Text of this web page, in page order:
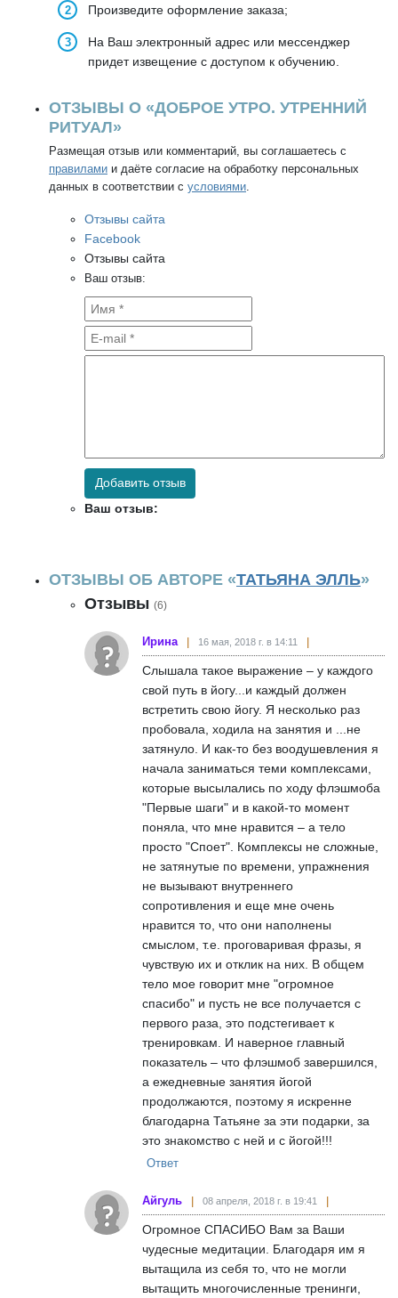
Произведите оформление заказа;
На Ваш электронный адрес или мессенджер
придет извещение с доступом к обучению.
ОТЗЫВЫ О «ДОБРОЕ УТРО. УТРЕННИЙ
РИТУАЛ»
Размещая отзыв или комментарий, вы соглашаетесь с
правилами и даёте согласие на обработку персональных
данных в соответствии с условиями.
Отзывы сайта
Facebook
Отзывы сайта
Ваш отзыв:
Добавить отзыв
Ваш отзыв:
ОТЗЫВЫ ОБ АВТОРЕ «ТАТЬЯНА ЭЛЛЬ»
Отзывы (6)
Ирина 16 мая, 2018 г. в 14:11
Слышала такое выражение – у каждого
свой путь в йогу...и каждый должен
встретить свою йогу. Я несколько раз
пробовала, ходила на занятия и ...не
затянуло. И как-то без воодушевления я
начала заниматься теми комплексами,
которые высылались по ходу флэшмоба
"Первые шаги" и в какой-то момент
поняла, что мне нравится – а тело
просто "Cпоет". Комплексы не сложные,
не затянутые по времени, упражнения
не вызывают внутреннего
сопротивления и еще мне очень
нравится то, что они наполнены
смыслом, т.е. проговаривая фразы, я
чувствую их и отклик на них. В общем
тело мое говорит мне "огромное
спасибо" и пусть не все получается с
первого раза, это подстегивает к
тренировкам. И наверное главный
показатель – что флэшмоб завершился,
а ежедневные занятия йогой
продолжаются, поэтому я искренне
благодарна Татьяне за эти подарки, за
это знакомство с ней и с йогой!!!
Ответ
Айгуль 08 апреля, 2018 г. в 19:41
Огромное СПАСИБО Вам за Ваши
чудесные медитации. Благодаря им я
вытащила из себя то, что не могли
вытащить многочисленные тренинги,